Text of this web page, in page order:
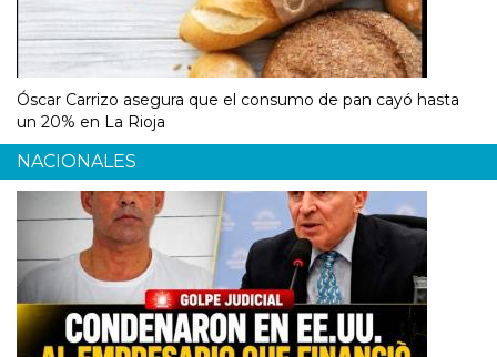
Óscar Carrizo asegura que el consumo de pan cayó hasta
un 20% en La Rioja
NACIONALES